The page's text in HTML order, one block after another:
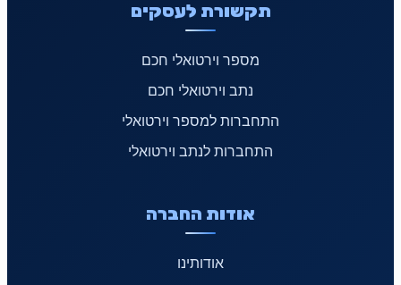
תקשורת לעסקים
מספר וירטואלי חכם
נתב וירטואלי חכם
התחברות למספר וירטואלי
התחברות לנתב וירטואלי
אודות החברה
אודותינו